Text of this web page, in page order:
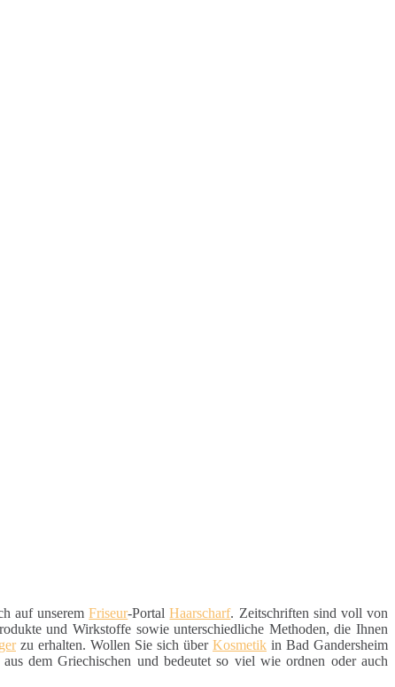
auf unseremFriseur-PortalHaarscharf. Zeitschriften sind voll von
und Wirkstoffe sowie unterschiedliche Methoden, die Ihnen
zu erhalten. Wollen Sie sich über Kosmetik in Bad Gandersheim
aus dem Griechischen und bedeutet so viel wie ordnen oder auch